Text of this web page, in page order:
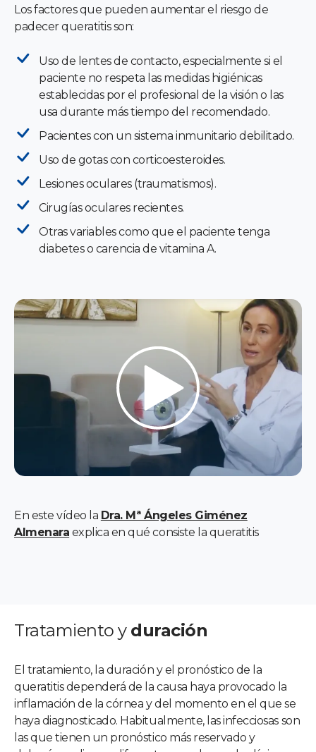
Los factores que pueden aumentar el riesgo de
padecer queratitis son:
Uso de lentes de contacto, especialmente si el
paciente no respeta las medidas higiénicas
establecidas por el profesional de la visión o las
usa durante más tiempo del recomendado.
Pacientes con un sistema inmunitario debilitado.
Uso de gotas con corticoesteroides.
Lesiones oculares (traumatismos).
Cirugías oculares recientes.
Otras variables como que el paciente tenga
diabetes o carencia de vitamina A.
En este vídeo la Dra. Mª Ángeles Giménez
Almenara explica en qué consiste la queratitis
Tratamiento y duración
El tratamiento, la duración y el pronóstico de la
queratitis dependerá de la causa haya provocado la
inflamación de la córnea y del momento en el que se
haya diagnosticado. Habitualmente, las infecciosas son
las que tienen un pronóstico más reservado y